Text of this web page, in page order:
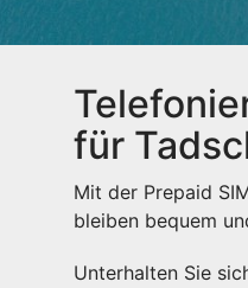
für
Mit der Prepaid
bleiben bequem
Unterhalten Sie